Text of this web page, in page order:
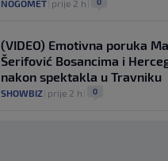
NOGOMET prije 2 h
(VIDEO) Emotivna poruka
Šerifović Bosancima i
nakon spektakla u Travniku
SHOWBIZ prije 2 h 0